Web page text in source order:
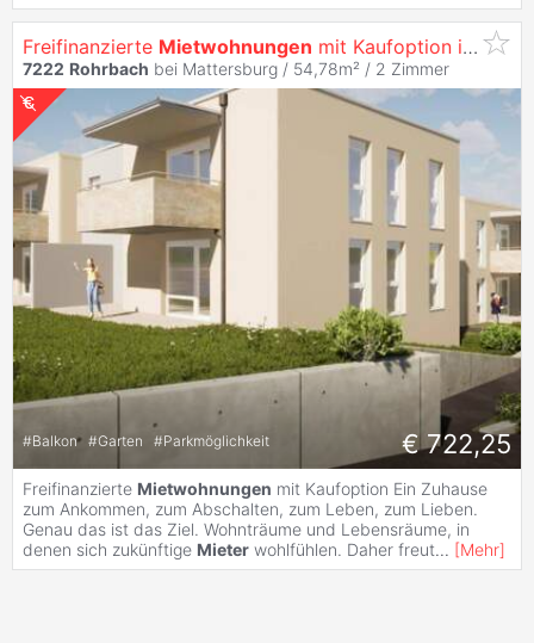
Freifinanzierte Mietwohnungen mit Kaufoption in
7222 Rohrbach bei Mattersburg / 54,78m² / 2 Zimmer
#Balkon #Garten #Parkmöglichkeit € 722,25
Freifinanzierte Mietwohnungen mit Kaufoption Ein Zuhause
zum Ankommen, zum Abschalten, zum Leben, zum Lieben.
Genau das ist das Ziel. Wohnträume und Lebensräume, in
denen sich zukünftige Mieter wohlfühlen. Daher freut... [Mehr]